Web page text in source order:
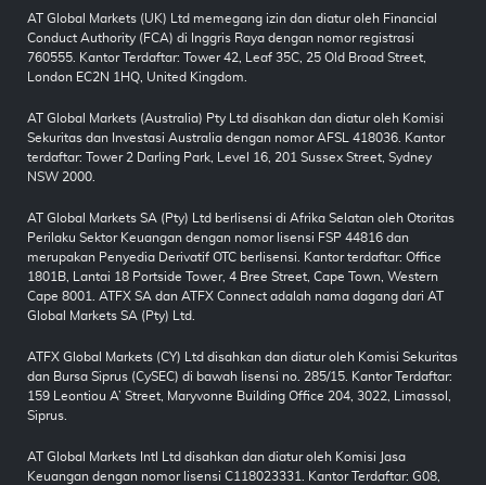
AT Global Markets (UK) Ltd memegang izin dan diatur oleh Financial
Conduct Authority (FCA) di Inggris Raya dengan nomor registrasi
760555. Kantor Terdaftar: Tower 42, Leaf 35C, 25 Old Broad Street,
London EC2N 1HQ, United Kingdom.
AT Global Markets (Australia) Pty Ltd disahkan dan diatur oleh Komisi
Sekuritas dan Investasi Australia dengan nomor AFSL 418036. Kantor
terdaftar: Tower 2 Darling Park, Level 16, 201 Sussex Street, Sydney
NSW 2000.
AT Global Markets SA (Pty) Ltd berlisensi di Afrika Selatan oleh Otoritas
Perilaku Sektor Keuangan dengan nomor lisensi FSP 44816 dan
merupakan Penyedia Derivatif OTC berlisensi. Kantor terdaftar: Office
1801B, Lantai 18 Portside Tower, 4 Bree Street, Cape Town, Western
Cape 8001. ATFX SA dan ATFX Connect adalah nama dagang dari AT
Global Markets SA (Pty) Ltd.
ATFX Global Markets (CY) Ltd disahkan dan diatur oleh Komisi Sekuritas
dan Bursa Siprus (CySEC) di bawah lisensi no. 285/15. Kantor Terdaftar:
159 Leontiou A’ Street, Maryvonne Building Office 204, 3022, Limassol,
Siprus.
AT Global Markets Intl Ltd disahkan dan diatur oleh Komisi Jasa
Keuangan dengan nomor lisensi C118023331. Kantor Terdaftar: G08,